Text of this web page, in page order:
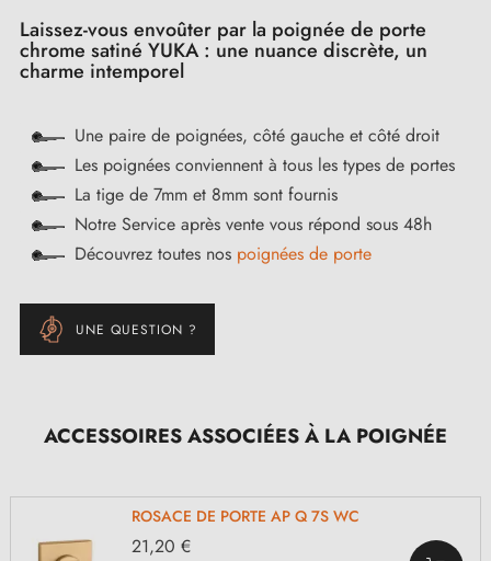
Laissez-vous envoûter par la poignée de porte
chrome satiné YUKA : une nuance discrète, un
charme intemporel
Une paire de poignées, côté gauche et côté droit
Les poignées conviennent à tous les types de portes
La tige de 7mm et 8mm sont fournis
Notre Service après vente vous répond sous 48h
Découvrez toutes nos poignées de porte
UNE QUESTION ?
ACCESSOIRES ASSOCIÉES À LA POIGNÉE
ROSACE DE PORTE AP Q 7S WC
21,20 €